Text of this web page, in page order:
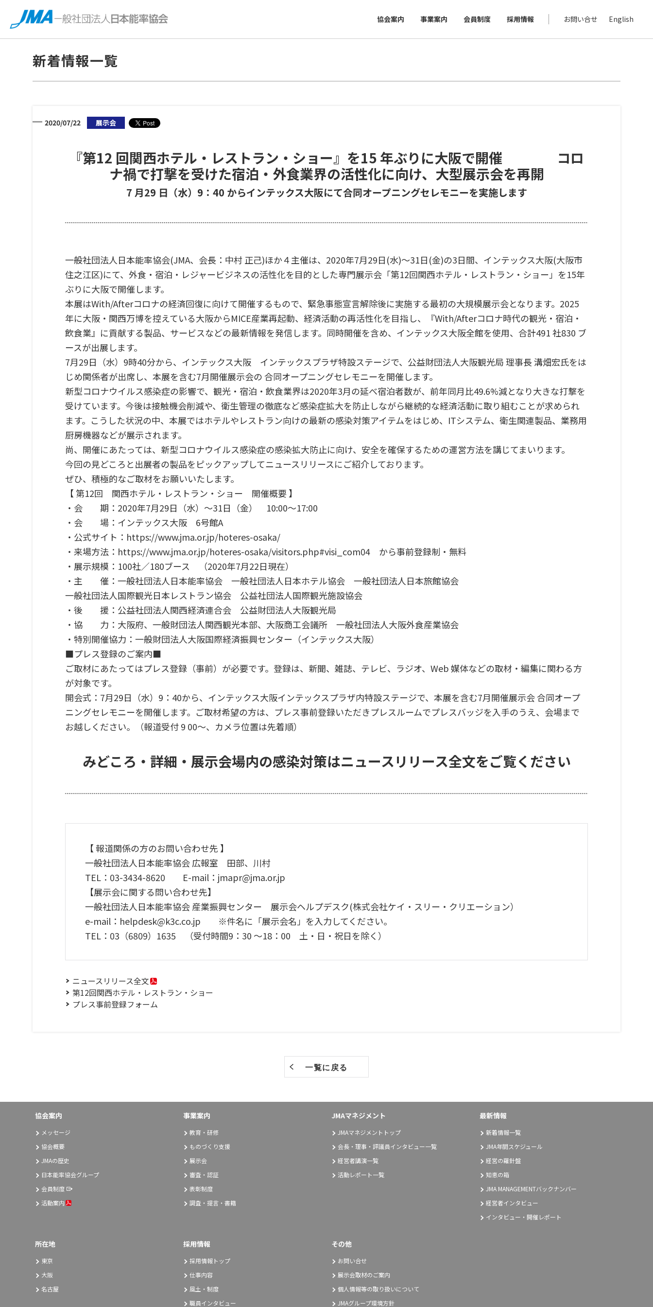
協会案内 事業案内 会員制度 採用情報 お問い合せ English
新着情報一覧
『第12 回関西ホテル・レストラン・ショー』を15 年ぶりに大阪で開催 コロ
ナ禍で打撃を受けた宿泊・外食業界の活性化に向け、大型展示会を再開
7 月29 日（水）9：40 からインテックス大阪にて合同オープニングセレモニーを実施します
2020/07/22 展示会
一般社団法人日本能率協会(JMA、会長：中村 正己)ほか４主催は、2020年7月29日(水)～31日(金)の3日間、インテックス大阪(大阪市
住之江区)にて、外食・宿泊・レジャービジネスの活性化を目的とした専門展示会「第12回関西ホテル・レストラン・ショー」を15年
ぶりに大阪で開催します。
本展はWith/Afterコロナの経済回復に向けて開催するもので、緊急事態宣言解除後に実施する最初の大規模展示会となります。2025
年に大阪・関西万博を控えている大阪からMICE産業再起動、経済活動の再活性化を目指し、『With/Afterコロナ時代の観光・宿泊・
飲食業』に貢献する製品、サービスなどの最新情報を発信します。同時開催を含め、インテックス大阪全館を使用、合計491 社830 ブ
ースが出展します。
7月29日（水）9時40分から、インテックス大阪 インテックスプラザ特設ステージで、公益財団法人大阪観光局 理事長 溝畑宏氏をは
じめ関係者が出席し、本展を含む7月開催展示会の 合同オープニングセレモニーを開催します。
新型コロナウイルス感染症の影響で、観光・宿泊・飲食業界は2020年3月の延べ宿泊者数が、前年同月比49.6%減となり大きな打撃を
受けています。今後は接触機会削減や、衛生管理の徹底など感染症拡大を防止しながら継続的な経済活動に取り組むことが求められ
ます。こうした状況の中、本展ではホテルやレストラン向けの最新の感染対策アイテムをはじめ、ITシステム、衛生関連製品、業務用
厨房機器などが展示されます。
尚、開催にあたっては、新型コロナウイルス感染症の感染拡大防止に向け、安全を確保するための運営方法を講じてまいります。
今回の見どころと出展者の製品をピックアップしてニュースリリースにご紹介しております。
ぜひ、積極的なご取材をお願いいたします。
【 第12回 関西ホテル・レストラン・ショー 開催概要 】
・会 期：2020年7月29日（水）～31日（金） 10:00～17:00
・会 場：インテックス大阪 6号館A
・公式サイト： https://www.jma.or.jp/hoteres-osaka/
・来場方法： https://www.jma.or.jp/hoteres-osaka/visitors.php#visi_com04 から事前登録制・無料
・展示規模：100社／180ブース （2020年7月22日現在）
・主 催：一般社団法人日本能率協会 一般社団法人日本ホテル協会 一般社団法人日本旅館協会
一般社団法人国際観光日本レストラン協会 公益社団法人国際観光施設協会
・後 援：公益社団法人関西経済連合会 公益財団法人大阪観光局
・協 力：大阪府、一般財団法人関西観光本部、大阪商工会議所 一般社団法人大阪外食産業協会
・特別開催協力：一般財団法人大阪国際経済振興センター（インテックス大阪）
■プレス登録のご案内■
ご取材にあたってはプレス登録 （事前）が必要です。登録は、新聞、雑誌、テレビ、ラジオ、Web 媒体などの取材・編集に関わる方
が対象です。
開会式：7月29日（水）9：40から、インテックス大阪インテックスプラザ内特設ステージで、本展を含む7月開催展示会 合同オープ
ニングセレモニーを開催します。ご取材希望の方は、 プレス事前登録いただきプレスルームでプレスバッジを入手のうえ、会場まで
お越しください。（報道受付 9 00～、カメラ位置は先着順）
みどころ・詳細・展示会場内の感染対策はニュースリリース全文をご覧ください
【 報道関係の方のお問い合わせ先 】
一般社団法人日本能率協会 広報室 田部、川村
TEL：03-3434-8620 E-mail：jmapr@jma.or.jp
【展示会に関する問い合わせ先】
一般社団法人日本能率協会 産業振興センター 展示会ヘルプデスク(株式会社ケイ・スリー・クリエーション）
e-mail：helpdesk@k3c.co.jp ※件名に「展示会名」を入力してください。
TEL：03（6809）1635 （受付時間9：30 〜18：00 土・日・祝日を除く）
ニュースリリース全文
第12回関西ホテル・レストラン・ショー
プレス事前登録フォーム
一覧に戻る
協会案内
メッセージ
協会概要
JMAの歴史
日本能率協会グループ
会員制度
活動案内
事業案内
教育・研修
ものづくり支援
展示会
審査・認証
表彰制度
調査・提言・書籍
JMAマネジメント
JMAマネジメントトップ
会長・理事・評議員インタビュー一覧
経営者講演一覧
活動レポート一覧
最新情報
新着情報一覧
JMA年間スケジュール
経営の羅針盤
知恵の箱
JMA MANAGEMENTバックナンバー
経営者インタビュー
インタビュー・開催レポート
所在地
東京
大阪
名古屋
採用情報
採用情報トップ
仕事内容
風土・制度
職員インタビュー
その他
お問い合せ
展示会取材のご案内
個人情報等の取り扱いについて
JMAグループ環境方針